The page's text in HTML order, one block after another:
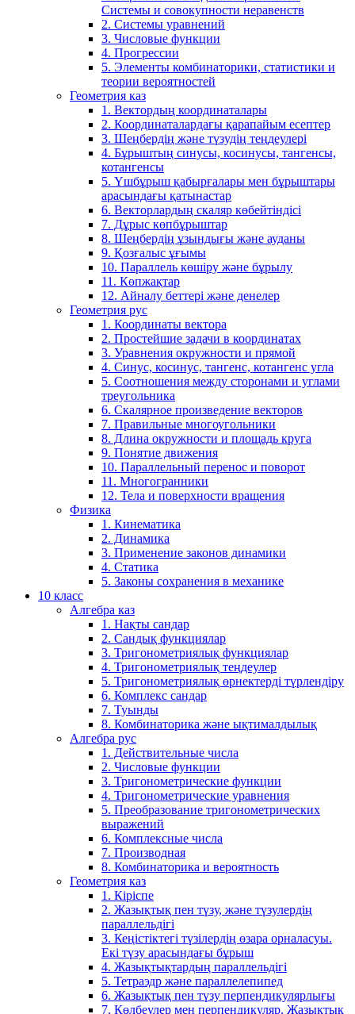
Системы и совокупности неравенств
2. Системы уравнений
3. Числовые функции
4. Прогрессии
5. Элементы комбинаторики, статистики и
теории вероятностей
Геометрия каз
1. Вектордың координаталары
2. Координаталардағы қарапайым есептер
3. Шеңбердің және түзудің теңдеулері
4. Бұрыштың синусы, косинусы, тангенсы,
котангенсы
5. Үшбұрыш қабырғалары мен бұрыштары
арасындағы қатынастар
6. Векторлардың скаляр көбейтіндісі
7. Дұрыс көпбұрыштар
8. Шеңбердің ұзындығы және ауданы
9. Қозғалыс ұғымы
10. Параллель көшіру және бұрылу
11. Көпжақтар
12. Айналу беттері және денелер
Геометрия рус
1. Координаты вектора
2. Простейшие задачи в координатах
3. Уравнения окружности и прямой
4. Синус, косинус, тангенс, котангенс угла
5. Соотношения между сторонами и углами
треугольника
6. Скалярное произведение векторов
7. Правильные многоугольники
8. Длина окружности и площадь круга
9. Понятие движения
10. Параллельный перенос и поворот
11. Многогранники
12. Тела и поверхности вращения
Физика
1. Кинематика
2. Динамика
3. Применение законов динамики
4. Статика
5. Законы сохранения в механике
10 класс
Алгебра каз
1. Нақты сандар
2. Сандық функциялар
3. Тригонометриялық функциялар
4. Тригонометриялық теңдеулер
5. Тригонометриялық өрнектерді түрлендіру
6. Комплекс сандар
7. Туынды
8. Комбинаторика және ықтималдылық
Алгебра рус
1. Действительные числа
2. Числовые функции
3. Тригонометрические функции
4. Тригонометрические уравнения
5. Преобразование тригонометрических
выражений
6. Комплексные числа
7. Производная
8. Комбинаторика и вероятность
Геометрия каз
1. Кіріспе
2. Жазықтық пен түзу, және түзулердің
параллельдігі
3. Кеңістіктегі түзілердің өзара орналасуы.
Екі түзу арасындағы бұрыш
4. Жазықтықтардың параллельдігі
5. Тетраэдр және параллелепипед
6. Жазықтық пен түзу перпендикулярлығы
7. Көлбеулер мен перпендикуляр. Жазықтық